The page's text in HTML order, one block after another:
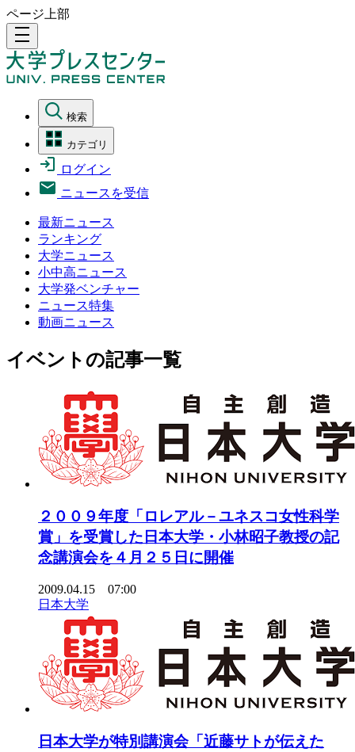
ページ上部
density_medium
検索
カテゴリ
ログイン
ニュースを受信
最新ニュース
ランキング
大学ニュース
小中高ニュース
大学発ベンチャー
ニュース特集
動画ニュース
イベントの記事一覧
２００９年度「ロレアル－ユネスコ女性科学
賞」を受賞した日本大学・小林昭子教授の記
念講演会を４月２５日に開催
2009.04.15 07:00
日本大学
日本大学が特別講演会「近藤サトが伝えた